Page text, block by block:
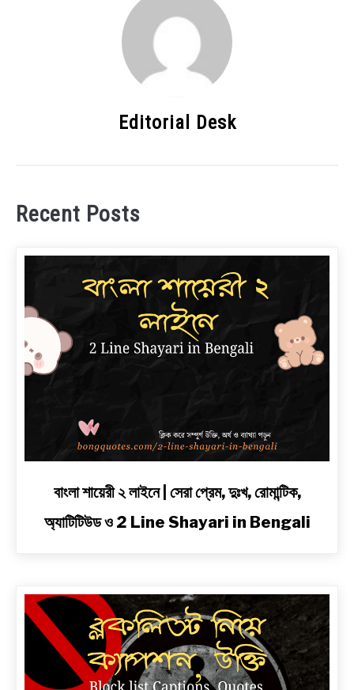
Editorial Desk
Recent Posts
|
সেরা
প্রেম,
রোমান্টিক,
বাংলা শায়েরী ২ লাইনে | সেরা প্রেম, দুঃখ, রোমান্টিক,
অ্যাটিটিউড ও 2 Line Shayari in Bengali